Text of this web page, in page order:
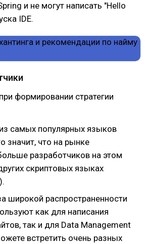
и не могут написать "Hello
IDE.
формировании стратегии
самых популярных языков
значит, что на рынке
разработчиков на этом
скриптовых языках
широкой распространенности
как для написания
так и для Data Management
встретить очень разных